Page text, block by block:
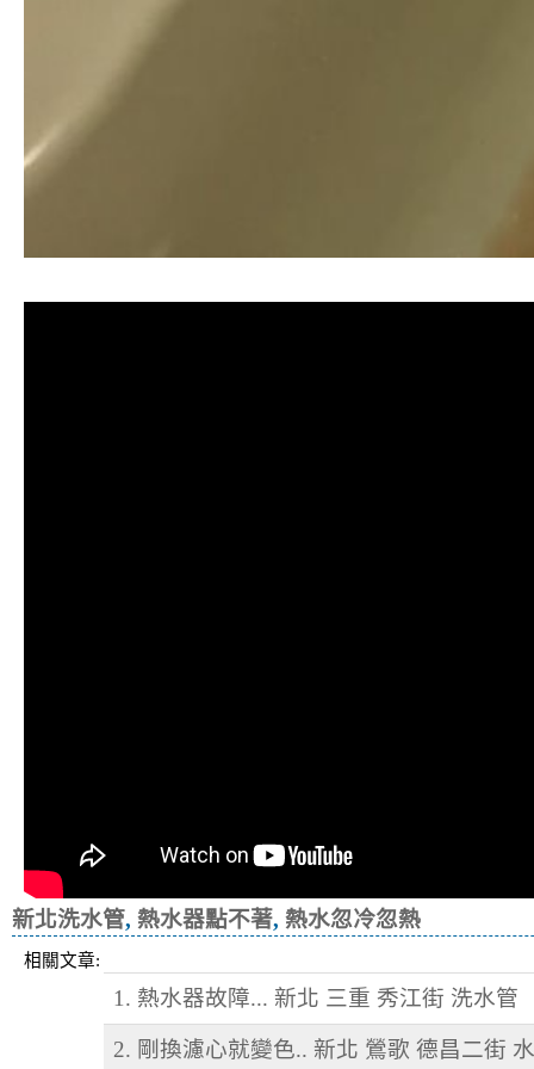
新北洗水管, 熱水器點不著, 熱水忽冷忽熱
相關文章:
1. 熱水器故障... 新北 三重 秀江街 洗水管
2. 剛換濾心就變色.. 新北 鶯歌 德昌二街